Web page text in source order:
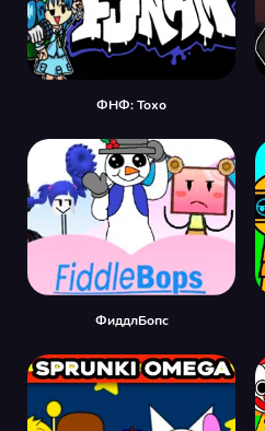
ФНФ: Тохо
ФиддлБопс